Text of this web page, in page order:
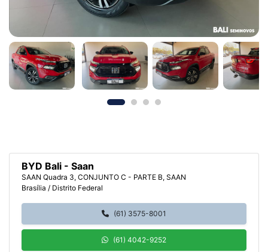
BYD Bali - Saan
SAAN Quadra 3, CONJUNTO C - PARTE B, SAAN
Brasília / Distrito Federal
(61) 3575-8001
(61) 4042-9252